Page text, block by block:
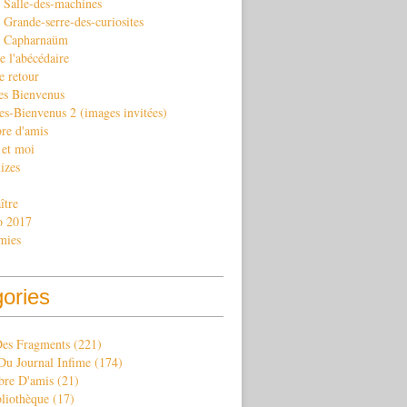
serre-des-curiosites
l'abécédaire
retour
Bienvenus
Bienvenus 2 (images invitées)
d'amis
moi
2017
Fragments (221)
Journal Infime (174)
D'amis (21)
(17)